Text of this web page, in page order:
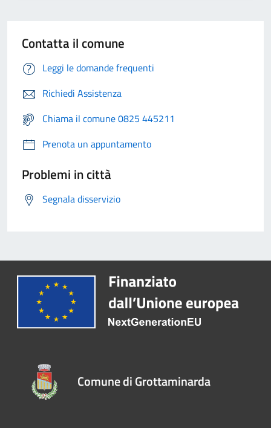
Contatta il comune
Leggi le domande frequenti
Richiedi Assistenza
Chiama il comune 0825 445211
Prenota un appuntamento
Problemi in città
Segnala disservizio
Comune di Grottaminarda